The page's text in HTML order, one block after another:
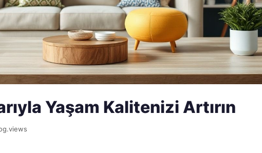
Yaşam Kalitenizi Artırın